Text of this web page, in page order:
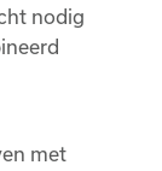
nodig
met